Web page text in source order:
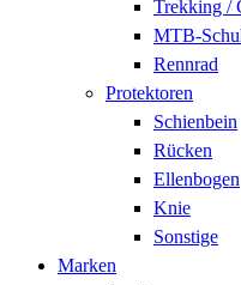
Trekking /
MTB-
Rennrad
Protektoren
Schienbein
Rücken
Ellenbogen
Knie
Sonstige
Marken